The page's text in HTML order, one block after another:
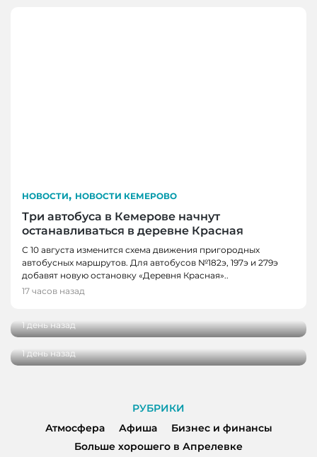
НОВОСТИ, НОВОСТИ КЕМЕРОВО
Три автобуса в Кемерове начнут
останавливаться в деревне Красная
С 10 августа изменится схема движения пригородных
автобусных маршрутов. Для автобусов №182э, 197э и 279э
добавят новую остановку «Деревня Красная»..
17 часов назад
НОВОСТИ
В Кузбассе наградили лучших тренеров,
1 день назад
НОВОСТИ, НОВОСТИ КЕМЕРОВО
годом
1 день назад
РУБРИКИ
Атмосфера
Афиша
Бизнес и финансы
Больше хорошего в Апрелевке